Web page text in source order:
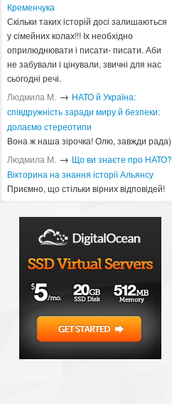
Кременчука
Скільки таких історій досі залишаються
у сімейних колах!!! Іх необхідно
оприлюднювати і писати- писати. Аби
не забували і цінували, звичні для нас
сьогодні речі.
Людмила М. → ​НАТО й Україна:
співдружність заради миру й безпеки:
долаємо стереотипи
Вона ж наша зірочка! Олю, завжди рада)
Людмила М. → Що ви знаєте про НАТО?
Вікторина на знання історії Альянсу ​
Приємно, що стільки вірних відповідей!